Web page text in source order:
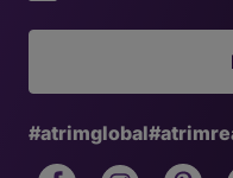
#atrimglobal